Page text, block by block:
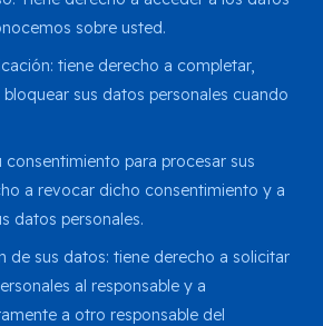
sobre usted.
tiene derecho a completar,
sus datos personales cuando
consentimiento para procesar sus
a revocar dicho consentimiento y a
datos personales.
de sus datos: tiene derecho a solicitar
al responsable y a
a otro responsable del